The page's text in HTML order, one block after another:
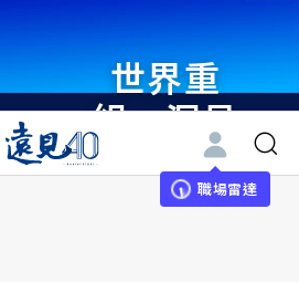
世界重
組・洞見
未來 與
世界領袖
職場雷達